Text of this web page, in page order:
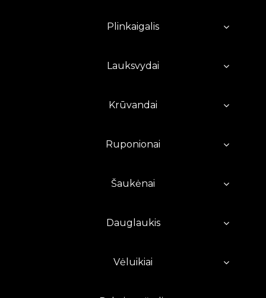
Plinkaigalis
Lauksvydai
Krūvandai
Ruponionai
Šaukėnai
Dauglaukis
Vėluikiai